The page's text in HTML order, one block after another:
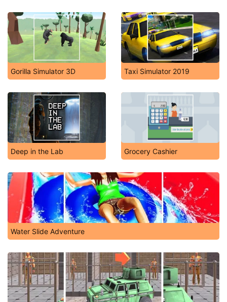
Gorilla Simulator 3D Taxi Simulator 2019
Deep in the Lab Grocery Cashier
Water Slide Adventure